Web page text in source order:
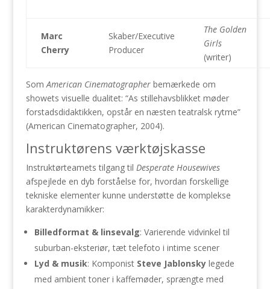
Marc
Cherry
Skaber/Executive
Producer
The Golden
Girls
(writer)
Som American Cinematographerbemærkede om
showets visuelle dualitet: “As stillehavsblikket møder
forstadsdidaktikken, opstår en næsten teatralsk rytme”
(American Cinematographer, 2004).
Instruktørens værktøjskasse
Instruktørteamets tilgang til Desperate Housewives
afspejlede en dyb forståelse for, hvordan forskellige
tekniske elementer kunne understøtte de komplekse
karakterdynamikker:
Billedformat & linsevalg: Varierende vidvinkel til
suburban-eksteriør, tæt telefoto i intime scener
Lyd & musik: Komponist Steve Jablonskylegede
med ambient toner i kaffemøder, sprængte med